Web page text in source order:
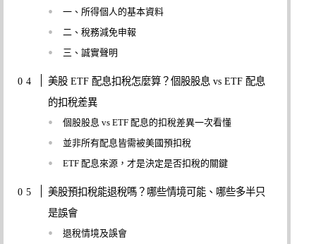
一、所得個人的基本資料
二、稅務減免申報
三、誠實聲明
美股 ETF 配息扣稅怎麼算？個股股息 vs ETF 配息
的扣稅差異
個股股息 vs ETF 配息的扣稅差異一次看懂
並非所有配息皆需被美國預扣稅
ETF 配息來源，才是決定是否扣稅的關鍵
美股預扣稅能退稅嗎？哪些情境可能、哪些多半只
是誤會
退稅情境及誤會